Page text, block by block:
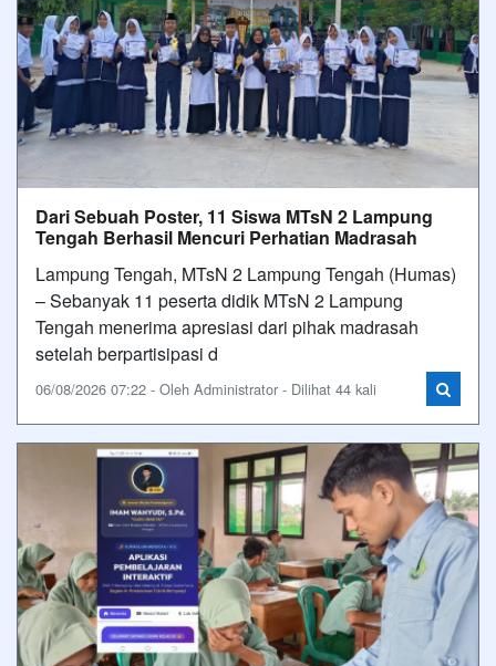
Dari Sebuah Poster, 11 Siswa MTsN 2 Lampung
Tengah Berhasil Mencuri Perhatian Madrasah
Lampung Tengah, MTsN 2 Lampung Tengah (Humas)
– Sebanyak 11 peserta didik MTsN 2 Lampung
Tengah menerima apresiasi dari pihak madrasah
setelah berpartisipasi d
06/08/2026 07:22 - Oleh Administrator - Dilihat 44 kali